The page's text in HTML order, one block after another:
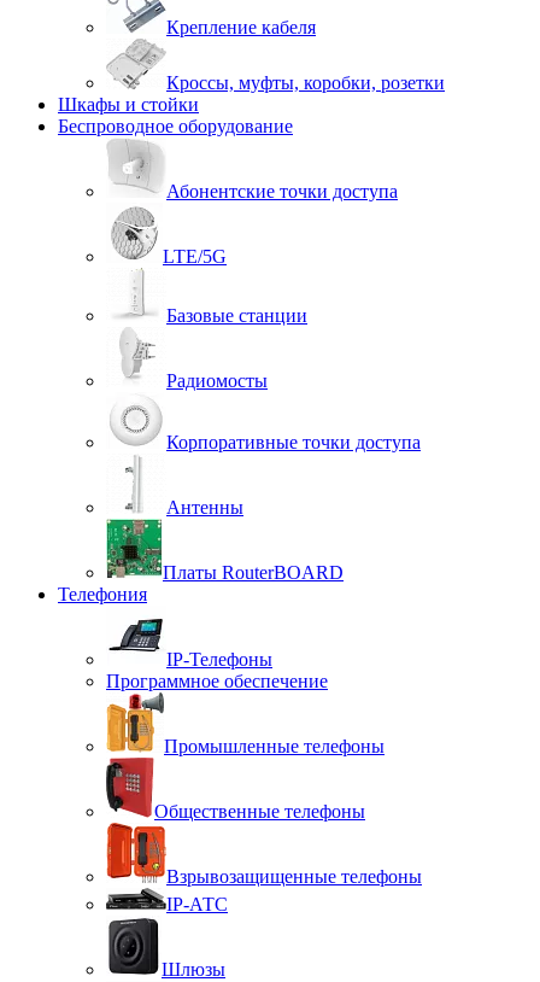
Крепление кабеля
Кроссы, муфты, коробки, розетки
Шкафы и стойки
Беспроводное оборудование
Абонентские точки доступа
LTE/5G
Базовые станции
Радиомосты
Корпоративные точки доступа
Антенны
Платы RouterBOARD
Телефония
IP-Телефоны
Программное обеспечение
Промышленные телефоны
Общественные телефоны
Взрывозащищенные телефоны
IP-АТС
Шлюзы